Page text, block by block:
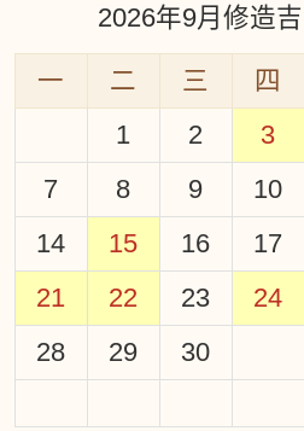
2026年9月修造吉
一 二 三 四
1
2 3
7
8 9 10
14
15 16 17
21
22 23 24
28
29 30